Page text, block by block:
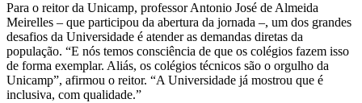
Para o reitor da Unicamp, professor Antonio José de Almeida
Meirelles – que participou da abertura da jornada –, um dos grandes
desafios da Universidade é atender as demandas diretas da
população. “E nós temos consciência de que os colégios fazem isso
de forma exemplar. Aliás, os colégios técnicos são o orgulho da
Unicamp”, afirmou o reitor. “A Universidade já mostrou que é
inclusiva, com qualidade.”